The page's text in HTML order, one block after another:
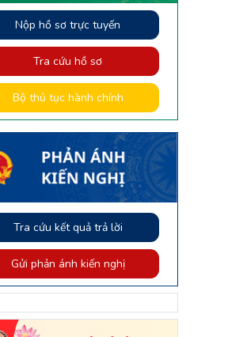
Nộp hồ sơ trực tuyến
Tra cứu hồ sơ
Bộ thủ tục hành chính
Tra cứu kết quả trả lời
Gửi phản ánh kiến nghị